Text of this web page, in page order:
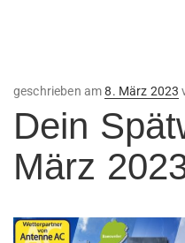
geschrieben amVeröffentlicht
am
8. März 2023
Dein
März